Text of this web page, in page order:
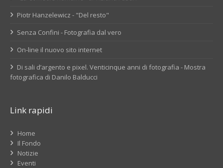
Piotr Hanzelewicz - "Del resto"
Senza Confini - Fotografia dal vero
On-line il nuovo sito internet
Di sali d’argento e pixel. Venticinque anni di fotografia - Mostra
fotografica di Danilo Balducci
Link rapidi
Home
Il Fondo
Notizie
Eventi